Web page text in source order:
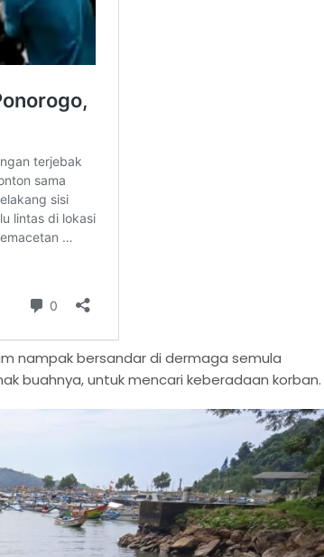
nampak bersandar di dermaga semula
buahnya, untuk mencari keberadaan korban.